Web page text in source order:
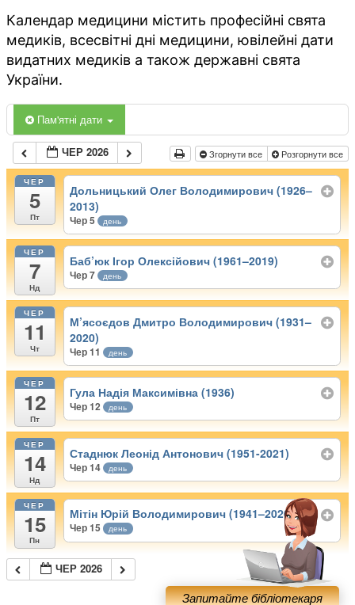
Календар медицини містить професійні свята
медиків, всесвітні дні медицини, ювілейні дати
видатних медиків а також державні свята
України.
Пам'ятні дати
ЧЕР 2026 Згорнути все Розгорнути все
ЧЕР
5
Пт
Дольницький Олег Володимирович (1926–
2013)
Чер 5 день
ЧЕР
7
Нд
Баб’юк Ігор Олексійович (1961–2019)
Чер 7 день
ЧЕР
11
Чт
М’ясоєдов Дмитро Володимирович (1931–
2020)
Чер 11 день
ЧЕР
12
Пт
Гула Надія Максимівна (1936)
Чер 12 день
ЧЕР
14
Нд
Стаднюк Леонід Антонович (1951-2021)
Чер 14 день
ЧЕР
15
Пн
Мітін Юрій Володимирович (1941–2020)
Чер 15 день
ЧЕР 2026